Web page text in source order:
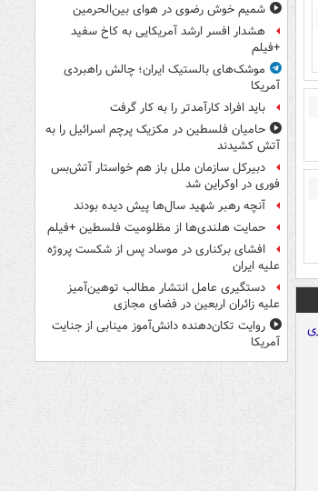
شمیم خوش رضوی در هوای بین‌الحرمین
هشدار افسر ارشد آمریکایی به کاخ سفید
+فیلم
موشک‌های بالستیک ایران؛ چالش راهبردی
آمریکا
باید افراد کارآمدتر را به کار گرفت
حامیان فلسطین در مکزیک پرچم اسرائیل را به
آتش کشیدند
دبیرکل سازمان ملل باز هم خواستار آتش‌بس
فوری در اوکراین شد
آنچه رهبر شهید سال‌ها پیش دیده بودند
حمایت هلندی‌ها از مظلومیت فلسطین +فیلم
افشای برکناری در موساد پس از شکست پروژه
علیه ایران
دستگیری عامل انتشار مطالب توهین‌آمیز
علیه زائران اربعین در فضای مجازی
روایت تکان‌دهنده دانش‌آموز مینابی از جنایت
آمریکا